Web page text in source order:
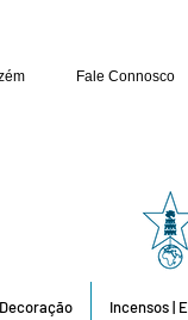
Fale Connosco
Decoração Incensos |